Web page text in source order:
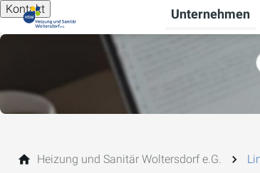
Kontakt Unternehmen
Heizung und Sanitär Woltersdorf e.G.